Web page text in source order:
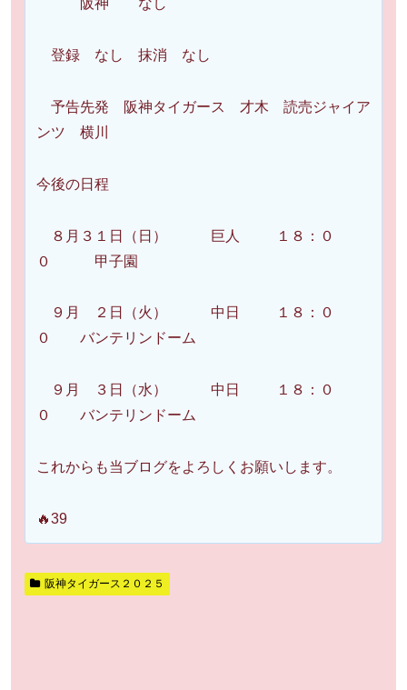
阪神 なし
登録 なし 抹消 なし
予告先発 阪神タイガース 才木 読売ジャイア
ンツ 横川
今後の日程
８月３１日（日） 巨人 １８：０
０ 甲子園
９月 ２日（火） 中日 １８：０
０ バンテリンドーム
９月 ３日（水） 中日 １８：０
０ バンテリンドーム
これからも当ブログをよろしくお願いします。
🔥39
阪神タイガース２０２５